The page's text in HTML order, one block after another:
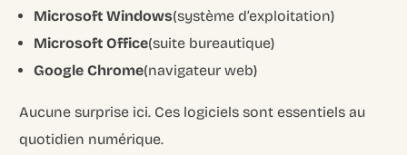
Microsoft Windows(système d’exploitation)
Microsoft Office(suite bureautique)
Google Chrome(navigateur web)
Aucune surprise ici. Ces logiciels sont essentiels au
quotidien numérique.